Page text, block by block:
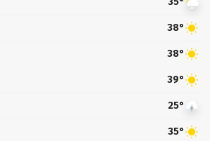
38°
38°
39°
25°
35°